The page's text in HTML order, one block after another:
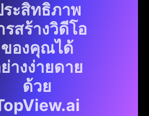
ะสิทธิภาพ
รสร้างวิดีโอ
ของคุณได้
างง่ายดาย
ด้วย